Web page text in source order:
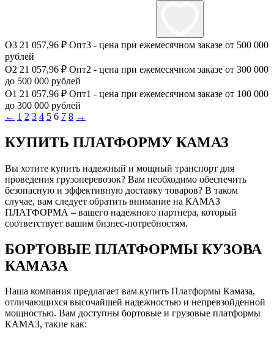
О3 21 057,96 ₽ Опт3 - цена при ежемесячном заказе от 500 000
рублей
О2 21 057,96 ₽ Опт2 - цена при ежемесячном заказе от 300 000
до 500 000 рублей
О1 21 057,96 ₽ Опт1 - цена при ежемесячном заказе от 100 000
до 300 000 рублей
← 1 2 3 4 5 6 7 8 →
КУПИТЬ ПЛАТФОРМУ КАМАЗ
Вы хотите купить надежный и мощный транспорт для
проведения грузоперевозок? Вам необходимо обеспечить
безопасную и эффективную доставку товаров? В таком
случае, вам следует обратить внимание на КАМАЗ
ПЛАТФОРМА – вашего надежного партнера, который
соответствует вашим бизнес-потребностям.
БОРТОВЫЕ ПЛАТФОРМЫ КУЗОВА
КАМАЗА
Наша компания предлагает вам купить Платформы Камаза,
отличающихся высочайшей надежностью и непревзойденной
мощностью. Вам доступны бортовые и грузовые платформы
КАМАЗ, такие как: